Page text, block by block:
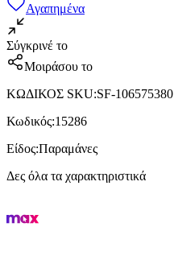
Αγαπημένα
Σύγκρινέ το
Μοιράσου το
ΚΩΔΙΚΟΣ SKU:SF-106575380
Κωδικός:15286
Είδος:Παραμάνες
Δες όλα τα χαρακτηριστικά